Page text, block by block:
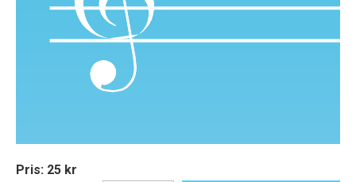
Pris: 25 kr